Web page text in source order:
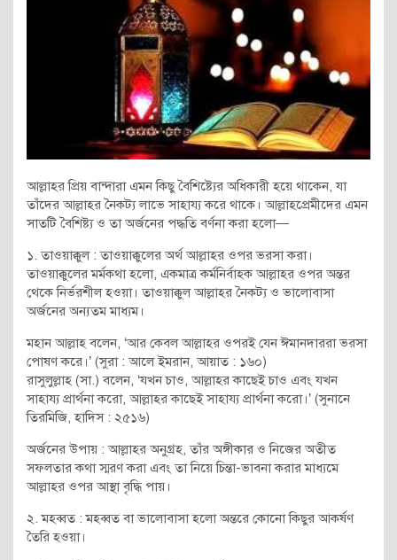
আল্লাহর প্রিয় বান্দারা এমন কিছু বৈশিষ্ট্যের অধিকারী হয়ে থাকেন, যা
তাঁদের আল্লাহর নৈকট্য লাভে সাহায্য করে থাকে। আল্লাহপ্রেমীদের এমন
সাতটি বৈশিষ্ট্য ও তা অর্জনের পদ্ধতি বর্ণনা করা হলো—
১. তাওয়াক্কুল : তাওয়াক্কুলের অর্থ আল্লাহর ওপর ভরসা করা।
তাওয়াক্কুলের মর্মকথা হলো, একমাত্র কর্মনির্বাহক আল্লাহর ওপর অন্তর
থেকে নির্ভরশীল হওয়া। তাওয়াক্কুল আল্লাহর নৈকট্য ও ভালোবাসা
অর্জনের অন্যতম মাধ্যম।
মহান আল্লাহ বলেন, ‘আর কেবল আল্লাহর ওপরই যেন ঈমানদাররা ভরসা
পোষণ করে।’ (সুরা : আলে ইমরান, আয়াত : ১৬০)
রাসুলুল্লাহ (সা.) বলেন, ‘যখন চাও, আল্লাহর কাছেই চাও এবং যখন
সাহায্য প্রার্থনা করো, আল্লাহর কাছেই সাহায্য প্রার্থনা করো।’ (সুনানে
তিরমিজি, হাদিস : ২৫১৬)
অর্জনের উপায় : আল্লাহর অনুগ্রহ, তাঁর অঙ্গীকার ও নিজের অতীত
সফলতার কথা স্মরণ করা এবং তা নিয়ে চিন্তা-ভাবনা করার মাধ্যমে
আল্লাহর ওপর আস্থা বৃদ্ধি পায়।
২. মহব্বত : মহব্বত বা ভালোবাসা হলো অন্তরে কোনো কিছুর আকর্ষণ
তৈরি হওয়া।